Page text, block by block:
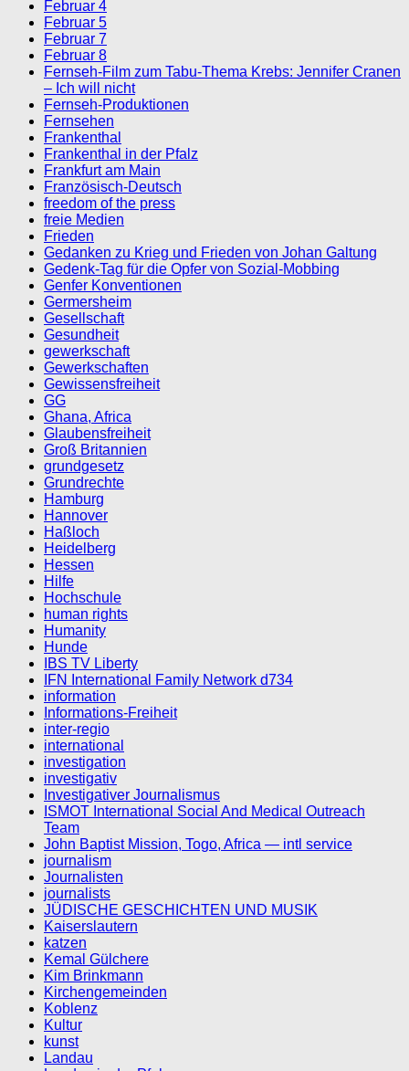
Februar 4
Februar 5
Februar 7
Februar 8
Fernseh-Film zum Tabu-Thema Krebs: Jennifer Cranen
– Ich will nicht
Fernseh-Produktionen
Fernsehen
Frankenthal
Frankenthal in der Pfalz
Frankfurt am Main
Französisch-Deutsch
freedom of the press
freie Medien
Frieden
Gedanken zu Krieg und Frieden von Johan Galtung
Gedenk-Tag für die Opfer von Sozial-Mobbing
Genfer Konventionen
Germersheim
Gesellschaft
Gesundheit
gewerkschaft
Gewerkschaften
Gewissensfreiheit
GG
Ghana, Africa
Glaubensfreiheit
Groß Britannien
grundgesetz
Grundrechte
Hamburg
Hannover
Haßloch
Heidelberg
Hessen
Hilfe
Hochschule
human rights
Humanity
Hunde
IBS TV Liberty
IFN International Family Network d734
information
Informations-Freiheit
inter-regio
international
investigation
investigativ
Investigativer Journalismus
ISMOT International Social And Medical Outreach
Team
John Baptist Mission, Togo, Africa — intl service
journalism
Journalisten
journalists
JÜDISCHE GESCHICHTEN UND MUSIK
Kaiserslautern
katzen
Kemal Gülchere
Kim Brinkmann
Kirchengemeinden
Koblenz
Kultur
kunst
Landau